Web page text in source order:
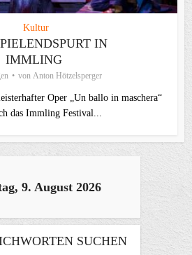
Kultur
IN
IMMLING
von Anton Hötzelsperger
Oper „Un ballo in maschera“
das Immling Festival...
9. August 2026
SUCHEN